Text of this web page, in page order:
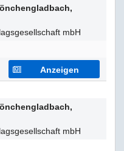
mbH
Anzeigen
mbH